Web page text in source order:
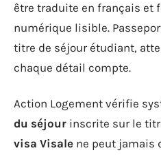
être traduite en français et
numérique lisible.
titre de séjour étudiant,
chaque détail compte.
Action Logement vérifie
du séjour inscrite sur le
visa Visale ne peut jamais